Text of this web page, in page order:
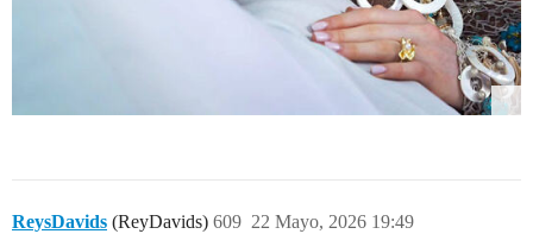
ReysDavids (ReyDavids) 22 Mayo, 2026 19:49
609